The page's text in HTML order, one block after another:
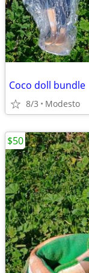
Coco doll bundle
8/3 Modesto
$50